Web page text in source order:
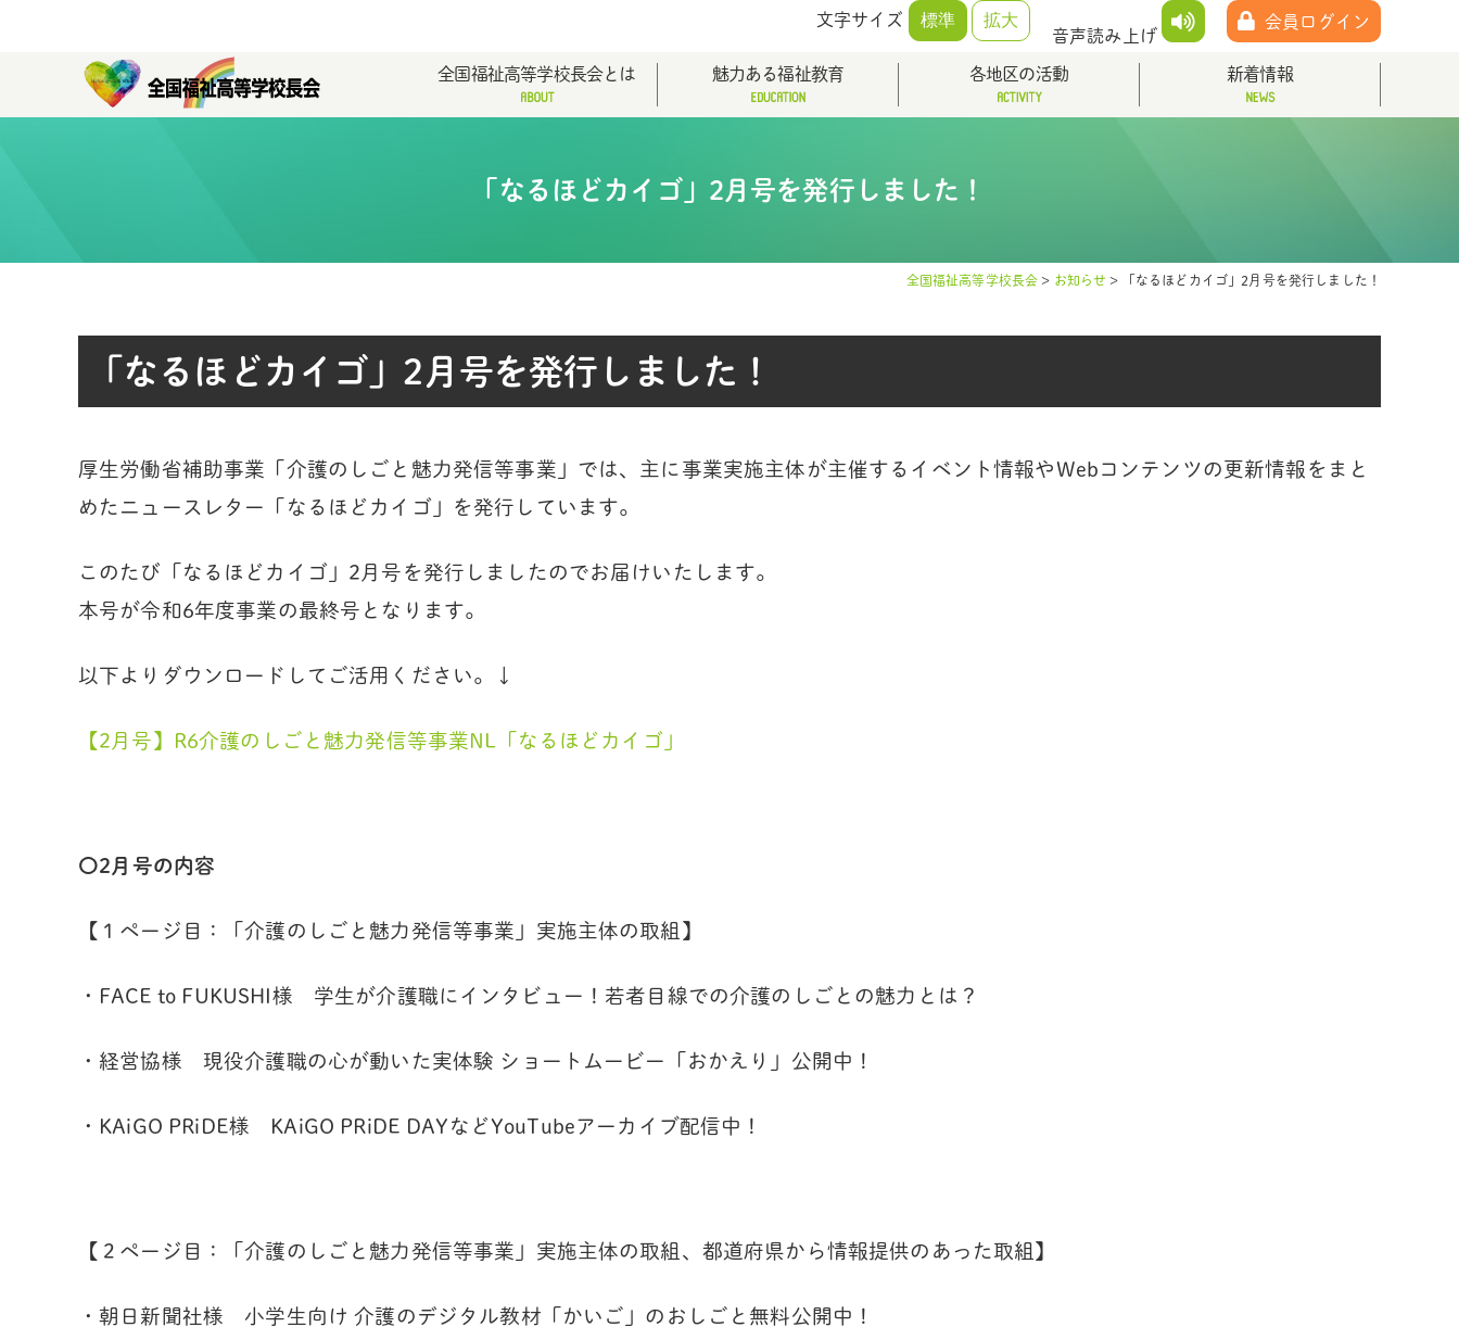
文字サイズ 標準 拡大
音声読み上げ
会員ログイン
全国福祉高等学校長会とは 魅力ある福祉教育 各地区の活動 新着情報
「なるほどカイゴ」2月号を発行しました！
全国福祉高等学校長会 > お知らせ > 「なるほどカイゴ」2月号を発行しました！
「なるほどカイゴ」2月号を発行しました！
厚生労働省補助事業「介護のしごと魅力発信等事業」では、主に事業実施主体が主催するイベント情報やWebコンテンツの更新情報をまと
めたニュースレター「なるほどカイゴ」を発行しています。
このたび「なるほどカイゴ」2月号を発行しましたのでお届けいたします。
本号が令和6年度事業の最終号となります。
以下よりダウンロードしてご活用ください。↓
【2月号】R6介護のしごと魅力発信等事業NL「なるほどカイゴ」
〇2 月号の内容
【１ページ目：「介護のしごと魅力発信等事業」実施主体の取組】
・FACE to FUKUSHI様 学生が介護職にインタビュー！若者目線での介護のしごとの魅力とは？
・経営協様 現役介護職の心が動いた実体験 ショートムービー「おかえり」公開中！
・KAiGO PRiDE様 KAiGO PRiDE DAYなどYouTubeアーカイブ配信中！
【２ページ目：「介護のしごと魅力発信等事業」実施主体の取組、都道府県から情報提供のあった取組】
・朝日新聞社様 小学生向け 介護のデジタル教材「かいご」のおしごと無料公開中！